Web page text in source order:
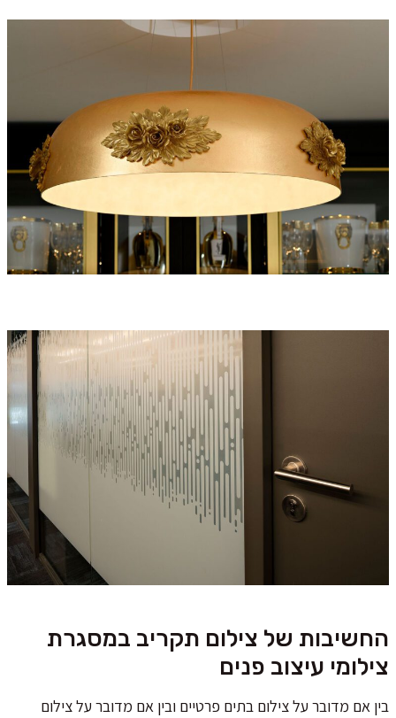
החשיבות של צילום תקריב במסגרת
צילומי עיצוב פנים
בין אם מדובר על צילום בתים פרטיים ובין אם מדובר על צילום